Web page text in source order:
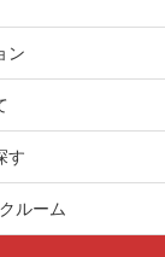
ン
す
ルーム